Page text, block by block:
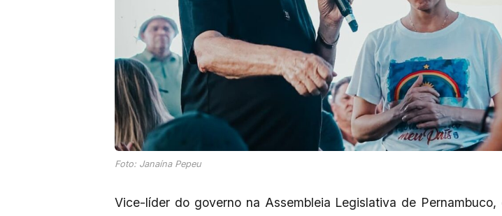
Foto: Janaína Pepeu
Vice-líder do governo na Assembleia Legislativa de Pernambuco,